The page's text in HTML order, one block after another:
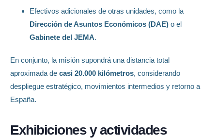
Efectivos adicionales de otras unidades, como la
Dirección de Asuntos Económicos (DAE) o el
Gabinete del JEMA.
En conjunto, la misión supondrá una distancia total
aproximada de casi 20.000 kilómetros, considerando
despliegue estratégico, movimientos intermedios y retorno a
España.
Exhibiciones y actividades